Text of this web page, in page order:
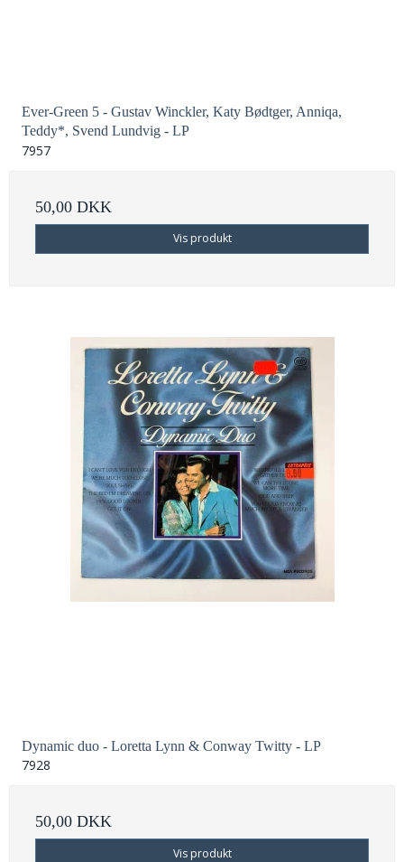
Ever-Green 5 - Gustav Winckler, Katy Bødtger, Anniqa,
Teddy*, Svend Lundvig - LP
7957
50,00 DKK
Vis produkt
Dynamic duo - Loretta Lynn & Conway Twitty - LP
7928
50,00 DKK
Vis produkt